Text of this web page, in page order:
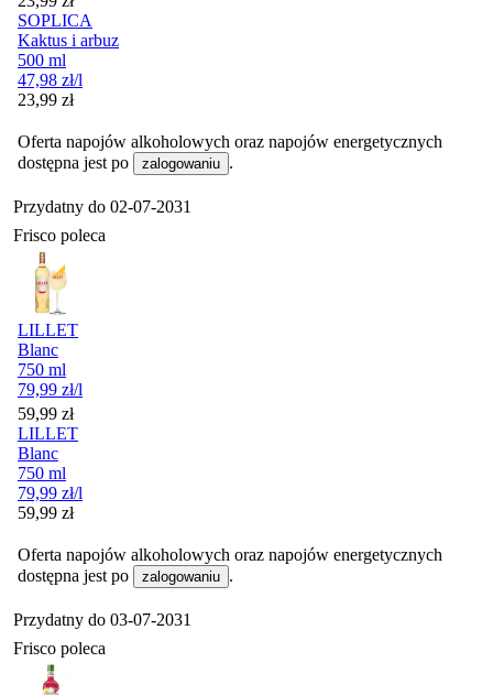
SOPLICA
Kaktus i arbuz
500 ml
47,98 zł/l
Cena
23,99 zł
Oferta napojów alkoholowych oraz napojów energetycznych
dostępna jest po
zalogowaniu .
Przydatny do 02-07-2031
Frisco poleca
LILLET
Blanc
750 ml
79,99 zł/l
Cena
59,99 zł
LILLET
Blanc
750 ml
79,99 zł/l
Cena
59,99 zł
Oferta napojów alkoholowych oraz napojów energetycznych
dostępna jest po
zalogowaniu .
Przydatny do 03-07-2031
Frisco poleca